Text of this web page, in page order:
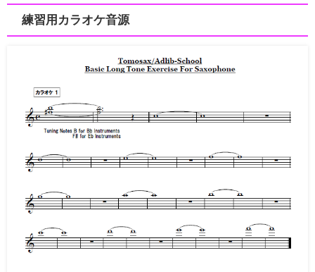
練習用カラオケ音源